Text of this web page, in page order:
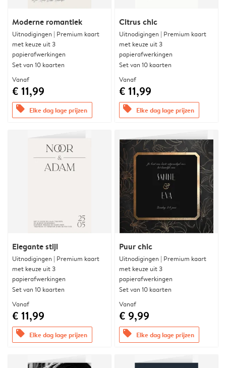
Moderne romantiek
Uitnodigingen | Premium kaart
met keuze uit 3
papierafwerkingen
Set van 10 kaarten
Vanaf
€ 11,99
offers Elke dag lage prijzen
Citrus chic
Uitnodigingen | Premium kaart
met keuze uit 3
papierafwerkingen
Set van 10 kaarten
Vanaf
€ 11,99
offers Elke dag lage prijzen
Elegante stijl
Uitnodigingen | Premium kaart
met keuze uit 3
papierafwerkingen
Set van 10 kaarten
Vanaf
€ 11,99
offers Elke dag lage prijzen
Puur chic
Uitnodigingen | Premium kaart
met keuze uit 3
papierafwerkingen
Set van 10 kaarten
Vanaf
€ 9,99
offers Elke dag lage prijzen